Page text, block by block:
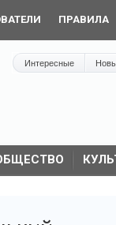
ПРАВИЛА
Интересные